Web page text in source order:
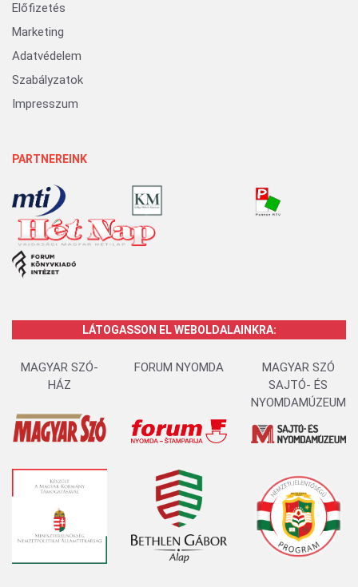
Előfizetés
Marketing
Adatvédelem
Szabályzatok
Impresszum
PARTNEREINK
LÁTOGASSON EL WEBOLDALAINKRA:
MAGYAR SZÓ-
HÁZ
FORUM NYOMDA
MAGYAR SZÓ
SAJTÓ- ÉS
NYOMDAMÚZEUM